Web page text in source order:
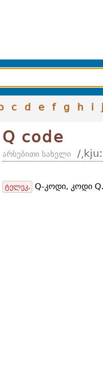
c d e f g h i j
Q code
არსებითი სახელი /
ტელეკ. Q-კოდი, კოდი Q.